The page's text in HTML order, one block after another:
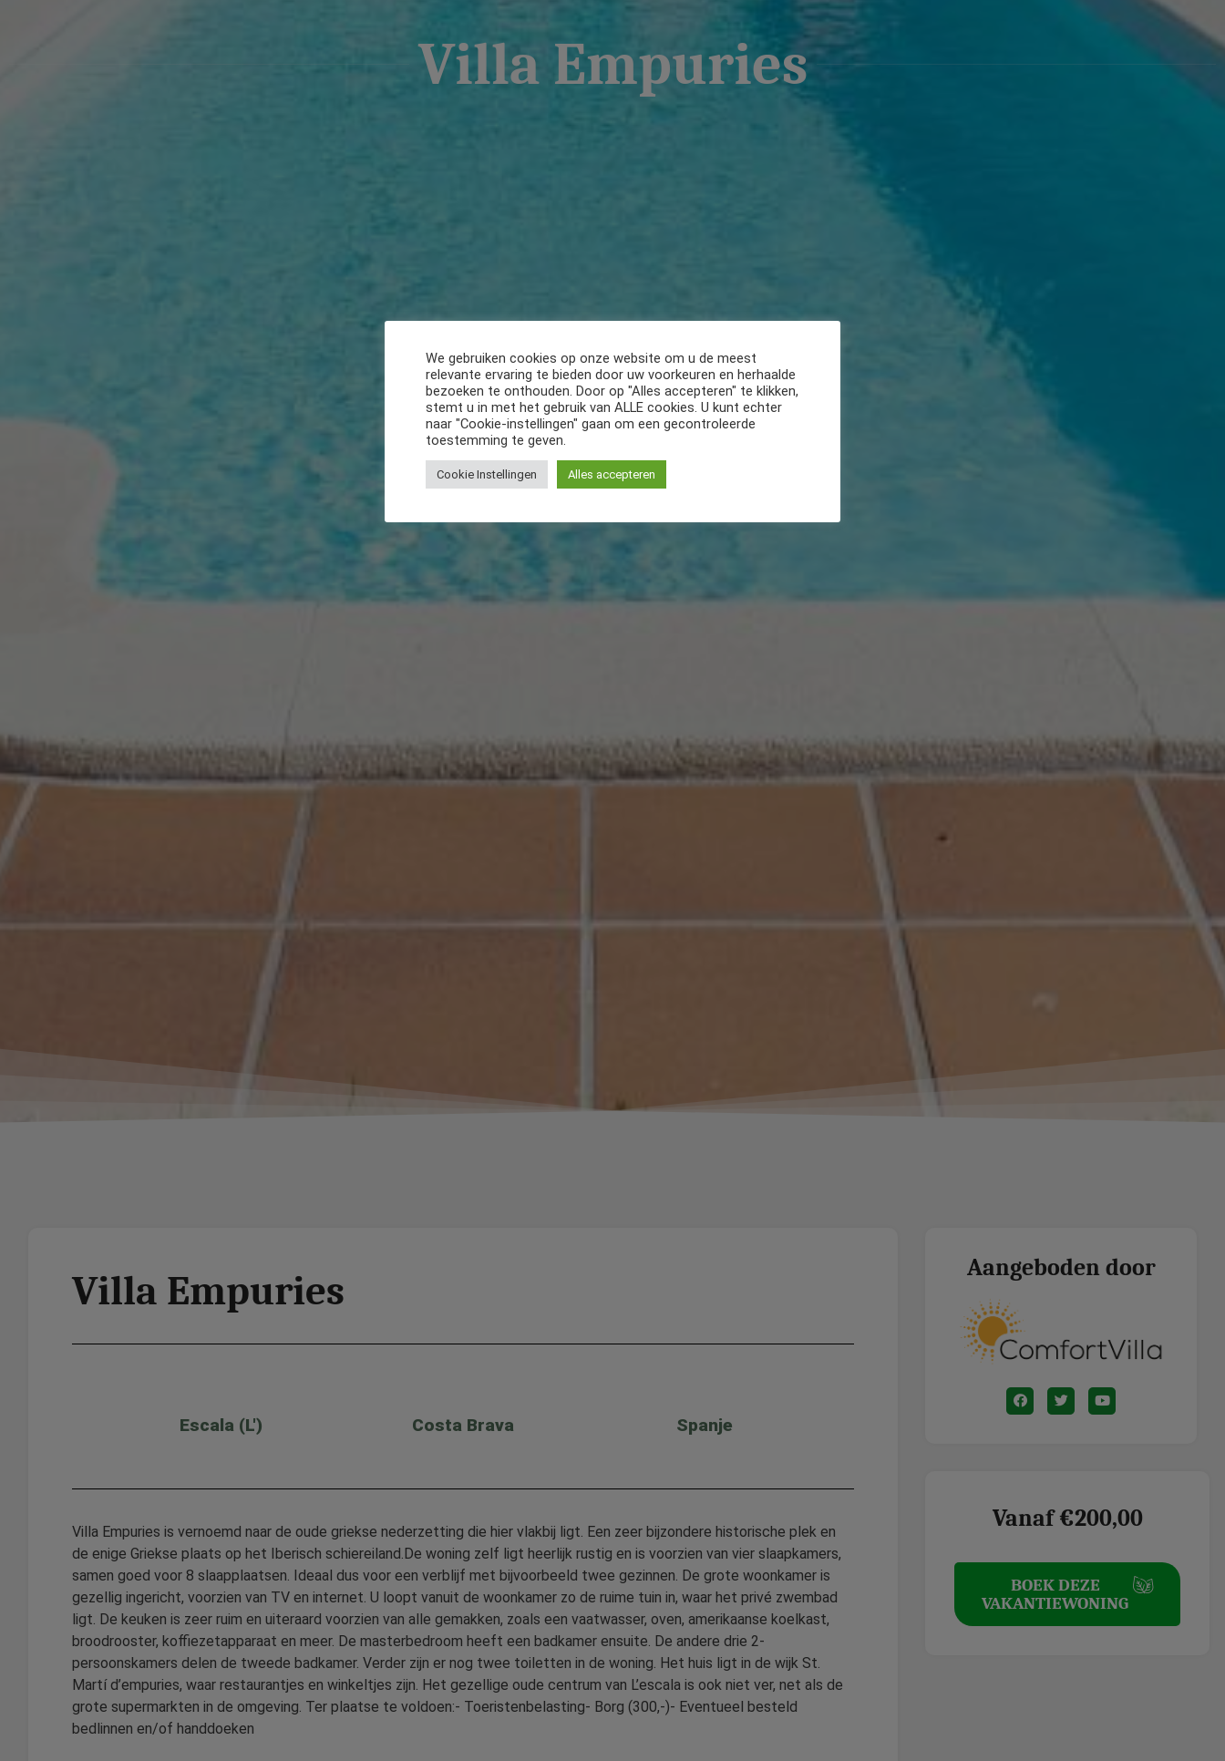
Villa Empuries
Villa Empuries
Escala (L') Costa Brava Spanje
Villa Empuries is vernoemd naar de oude griekse nederzetting die hier vlakbij ligt. Een zeer bijzondere historische plek en
de enige Griekse plaats op het Iberisch schiereiland.De woning zelf ligt heerlijk rustig en is voorzien van vier slaapkamers,
samen goed voor 8 slaapplaatsen. Ideaal dus voor een verblijf met bijvoorbeeld twee gezinnen. De grote woonkamer is
gezellig ingericht, voorzien van TV en internet. U loopt vanuit de woonkamer zo de ruime tuin in, waar het privé zwembad
ligt. De keuken is zeer ruim en uiteraard voorzien van alle gemakken, zoals een vaatwasser, oven, amerikaanse koelkast,
broodrooster, koffiezetapparaat en meer. De masterbedroom heeft een badkamer ensuite. De andere drie 2-
persoonskamers delen de tweede badkamer. Verder zijn er nog twee toiletten in de woning. Het huis ligt in de wijk St.
Martí d’empuries, waar restaurantjes en winkeltjes zijn. Het gezellige oude centrum van L’escala is ook niet ver, net als de
grote supermarkten in de omgeving. Ter plaatse te voldoen:- Toeristenbelasting- Borg (300,-)- Eventueel besteld
bedlinnen en/of handdoeken
Aangeboden door
Vanaf €200,00
BOEK DEZE
VAKANTIEWONING
We gebruiken cookies op onze website om u de meest
relevante ervaring te bieden door uw voorkeuren en herhaalde
bezoeken te onthouden. Door op "Alles accepteren" te klikken,
stemt u in met het gebruik van ALLE cookies. U kunt echter
naar "Cookie-instellingen" gaan om een gecontroleerde
toestemming te geven.
Cookie Instellingen Alles accepteren